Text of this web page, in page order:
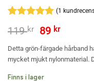
Betygsatt
av 5
kundrecension
(1
119kr
Det
priset
var:
89 krDet
priset
är:
Detta grön-färgade hårband
mycket mjukt nylonmaterial.
Finns i lager